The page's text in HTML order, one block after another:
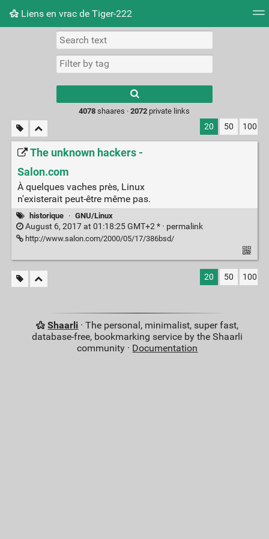
Liens en vrac de Tiger-222
Picture wall
results.
4078 shaares ·2072 private links
20 50 100
The unknown hackers -
Salon.com
À quelques vaches près, Linux
n'existerait peut-être même pas.
historique · GNU/Linux
August 6, 2017 at 01:18:25 GMT+2 * · permalink
http://www.salon.com/2000/05/17/386bsd/
20 50 100
Shaarli · The personal, minimalist, super fast,
database-free, bookmarking service by the Shaarli
community · Documentation